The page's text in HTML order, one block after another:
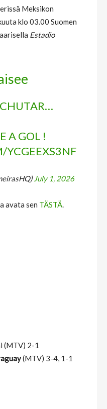
Meksikon
klo 03.00 Suomen
Estadio
A GOL !
YCGEEXS3NF
July 1, 2026
avata sen TÄSTÄ.
(MTV) 2-1
(MTV) 3-4, 1-1